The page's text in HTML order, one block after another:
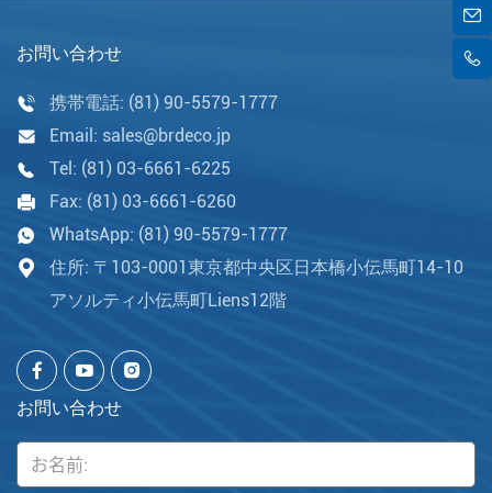
お問い合わせ
携帯電話: (81) 90-5579-1777
Email: sales@brdeco.jp
Tel: (81) 03-6661-6225
Fax: (81) 03-6661-6260
WhatsApp: (81) 90-5579-1777
住所: 〒103-0001東京都中央区日本橋小伝馬町14-10
アソルティ小伝馬町Liens12階
お問い合わせ